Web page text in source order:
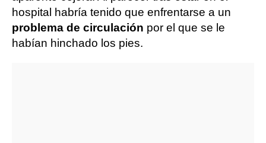
hospital habría tenido que enfrentarse a un
problema de circulación por el que se le
habían hinchado los pies.